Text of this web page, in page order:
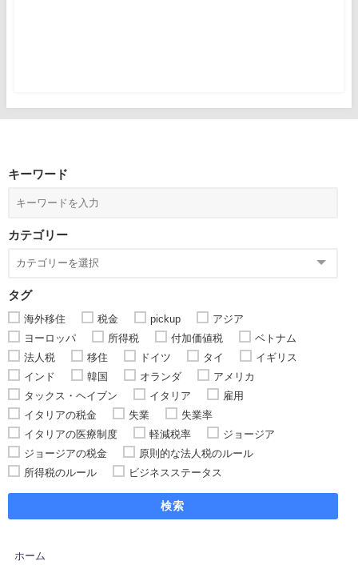
キーワード
カテゴリー
タグ
海外移住 税金 pickup
アジア
ヨーロッパ
所得税 付加価値税
ベトナム
法人税
移住 ドイツ タイ
イギリス
インド
韓国 オランダ
アメリカ
タックス・ヘイブン
イタリア
雇用
イタリアの税金
失業
失業率
イタリアの医療制度
軽減税率
ジョージア
ジョージアの税金
原則的な法人税のルール
所得税のルール
ビジネスステータス
検索
ホーム